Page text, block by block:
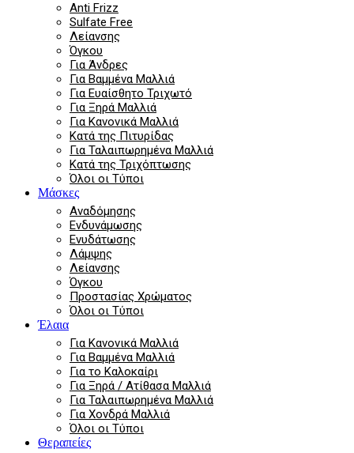
Anti Frizz
Sulfate Free
Λείανσης
Όγκου
Για Άνδρες
Για Βαμμένα Μαλλιά
Για Ευαίσθητο Τριχωτό
Για Ξηρά Μαλλιά
Για Κανονικά Μαλλιά
Κατά της Πιτυρίδας
Για Ταλαιπωρημένα Μαλλιά
Κατά της Τριχόπτωσης
Όλοι οι Τύποι
Μάσκες
Αναδόμησης
Ενδυνάμωσης
Ενυδάτωσης
Λάμψης
Λείανσης
Όγκου
Προστασίας Χρώματος
Όλοι οι Τύποι
Έλαια
Για Κανονικά Μαλλιά
Για Βαμμένα Μαλλιά
Για το Καλοκαίρι
Για Ξηρά / Ατίθασα Μαλλιά
Για Ταλαιπωρημένα Μαλλιά
Για Χονδρά Μαλλιά
Όλοι οι Τύποι
Θεραπείες